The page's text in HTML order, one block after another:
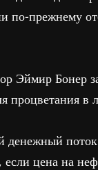
по-прежнему
Эймир Бонер
процветания
если цена на